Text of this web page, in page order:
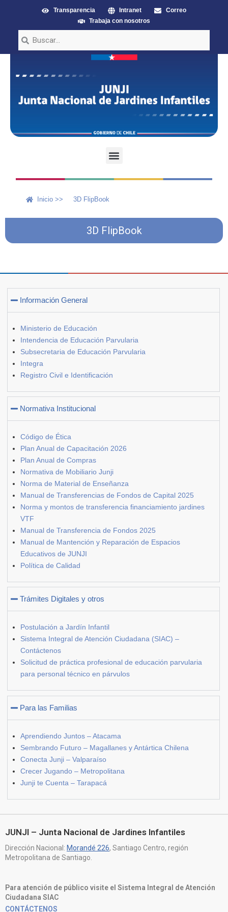
Transparencia Intranet
Correo
Trabaja con nosotros
Inicio >> 3D FlipBook
3D FlipBook
Información General
Ministerio de Educación
Intendencia de Educación Parvularia
Subsecretaria de Educación Parvularia
Integra
Registro Civil e Identificación
Normativa Institucional
Código de Ética
Plan Anual de Capacitación 2026
Plan Anual de Compras
Normativa de Mobiliario Junji
Norma de Material de Enseñanza
Manual de Transferencias de Fondos de Capital 2025
Norma y montos de transferencia financiamiento jardines
VTF
Manual de Transferencia de Fondos 2025
Manual de Mantención y Reparación de Espacios
Educativos de JUNJI
Política de Calidad
Trámites Digitales y otros
Postulación a Jardín Infantil
Sistema Integral de Atención Ciudadana (SIAC) –
Contáctenos
Solicitud de práctica profesional de educación parvularia
para personal técnico en párvulos
Para las Familias
Aprendiendo Juntos – Atacama
Sembrando Futuro – Magallanes y Antártica Chilena
Conecta Junji – Valparaíso
Crecer Jugando – Metropolitana
Junji te Cuenta – Tarapacá
JUNJI – Junta Nacional de Jardines Infantiles
Dirección Nacional: Morandé 226, Santiago Centro, región
Metropolitana de Santiago.
Para atención de público visite el Sistema Integral de Atención
Ciudadana SIAC
CONTÁCTENOS